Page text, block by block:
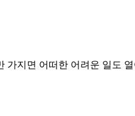
지면 어떠한 어려운 일도